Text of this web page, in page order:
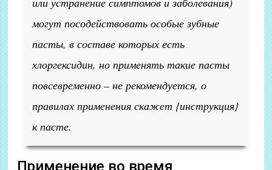
могут посодействовать особые зубные
пасты, в составе которых есть
хлоргексидин, но применять такие пасты
повсевременно – не рекомендуется, о
правилах применения скажет {инструкция}
к пасте.
Применение во время